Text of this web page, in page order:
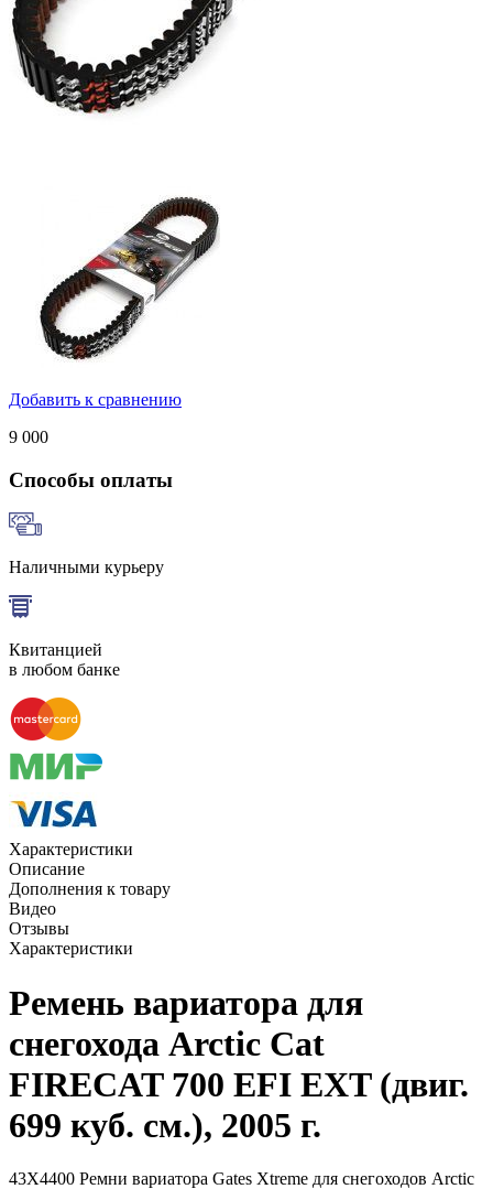
Добавить к сравнению
9 000
Способы оплаты
Наличными курьеру
Квитанцией
в любом банке
Характеристики
Описание
Дополнения к товару
Видео
Отзывы
Характеристики
Ремень вариатора для
снегохода Arctic Cat
FIRECAT 700 EFI EXT (двиг.
699 куб. см.), 2005 г.
43X4400 Ремни вариатора Gates Xtreme для снегоходов Arctic